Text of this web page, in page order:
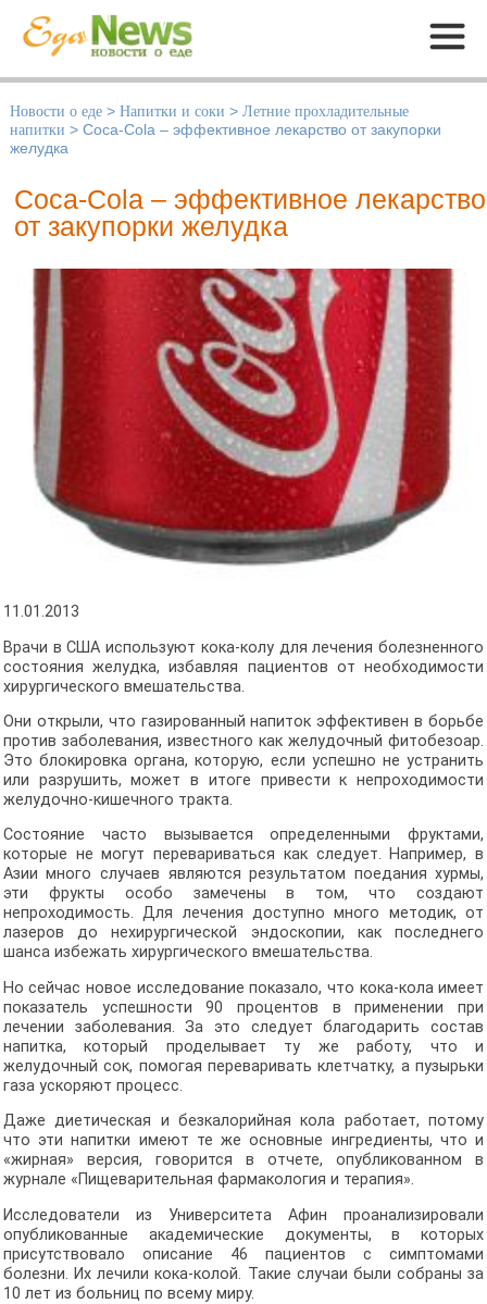
Меню
Новости о еде > Напитки и соки > Летние прохладительные
напитки > Coca-Cola – эффективное лекарство от закупорки
желудка
Coca-Cola – эффективное лекарство
от закупорки желудка
11.01.2013
Врачи в США используют кока-колу для лечения болезненного
состояния желудка, избавляя пациентов от необходимости
хирургического вмешательства.
Они открыли, что газированный напиток эффективен в борьбе
против заболевания, известного как желудочный фитобезоар.
Это блокировка органа, которую, если успешно не устранить
или разрушить, может в итоге привести к непроходимости
желудочно-кишечного тракта.
Состояние часто вызывается определенными фруктами,
которые не могут перевариваться как следует. Например, в
Азии много случаев являются результатом поедания хурмы,
эти фрукты особо замечены в том, что создают
непроходимость. Для лечения доступно много методик, от
лазеров до нехирургической эндоскопии, как последнего
шанса избежать хирургического вмешательства.
Но сейчас новое исследование показало, что кока-кола имеет
показатель успешности 90 процентов в применении при
лечении заболевания. За это следует благодарить состав
напитка, который проделывает ту же работу, что и
желудочный сок, помогая переваривать клетчатку, а пузырьки
газа ускоряют процесс.
Даже диетическая и безкалорийная кола работает, потому
что эти напитки имеют те же основные ингредиенты, что и
«жирная» версия, говорится в отчете, опубликованном в
журнале «Пищеварительная фармакология и терапия».
Исследователи из Университета Афин проанализировали
опубликованные академические документы, в которых
присутствовало описание 46 пациентов с симптомами
болезни. Их лечили кока-колой. Такие случаи были собраны за
10 лет из больниц по всему миру.